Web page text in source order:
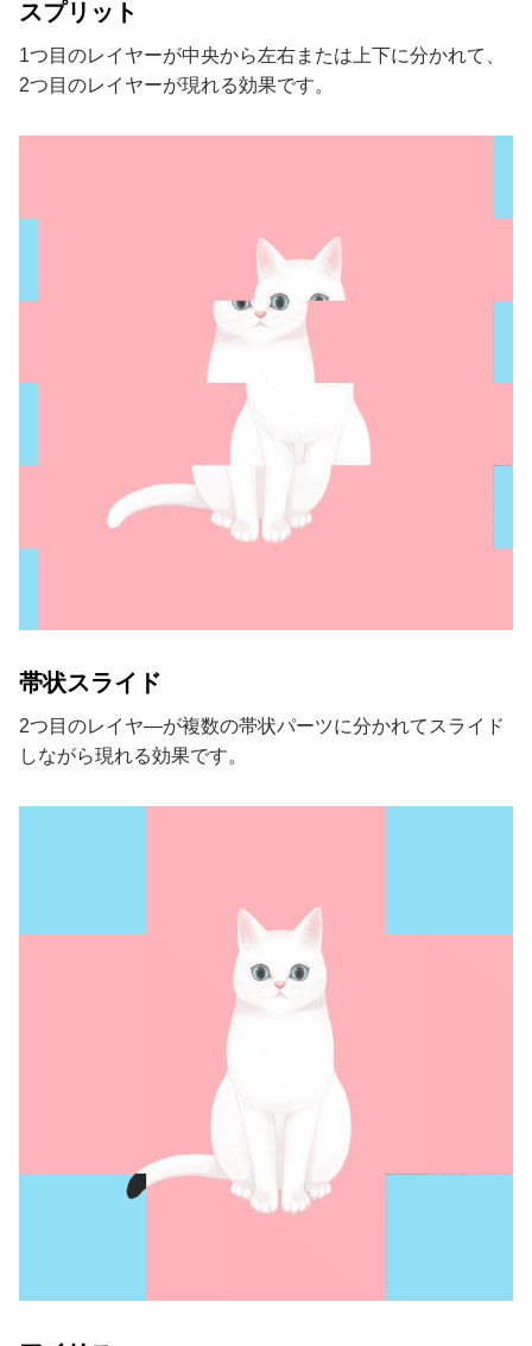
スプリット
1つ目のレイヤーが中央から左右または上下に分かれて、
2つ目のレイヤーが現れる効果です。
帯状スライド
2つ目のレイヤ―が複数の帯状パーツに分かれてスライド
しながら現れる効果です。